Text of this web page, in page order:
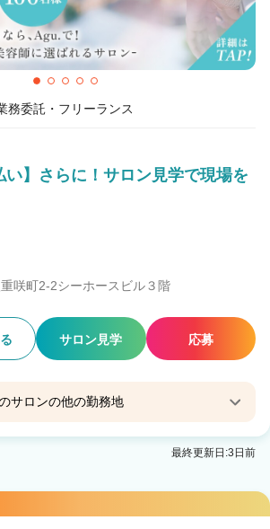
務委託・フリーランス
い】さらに！サロン見学で現場を
咲町2-2シーホースビル３階
サロン見学 応募
サロンの他の勤務地
最終更新日:3日前